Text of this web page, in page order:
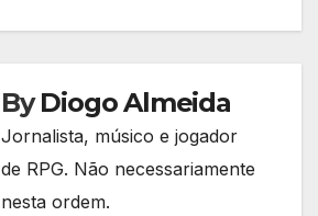
ByDiogo Almeida
Jornalista, músico e jogador
de RPG. Não necessariamente
nesta ordem.